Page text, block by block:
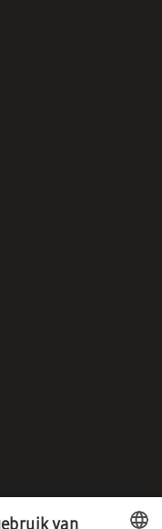
van